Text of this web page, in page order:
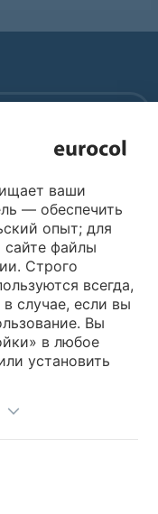
ваши
— обеспечить
опыт; для
файлы
Строго
всегда,
случае, если вы
Вы
в любое
установить